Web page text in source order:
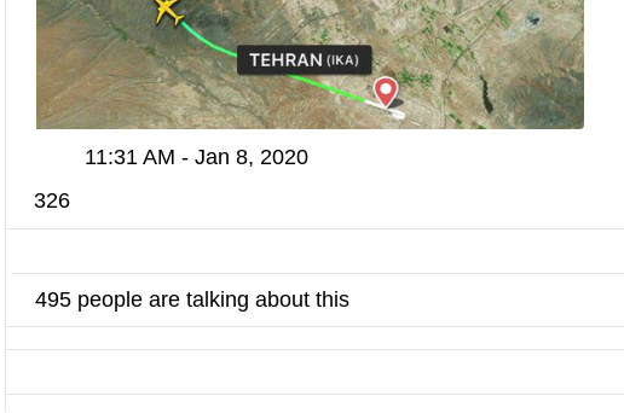
326
11:31 AM - Jan 8, 2020
t
d
495 people are talking about this